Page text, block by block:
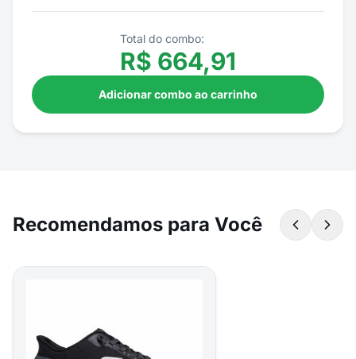
Total do combo:
R$ 664,91
Adicionar combo ao carrinho
Recomendamos para Você